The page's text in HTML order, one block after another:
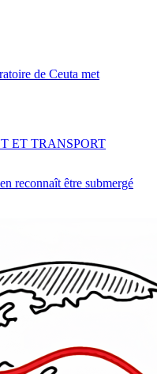
de Ceuta met
reconnaît être submergé
ET TRANSPORT